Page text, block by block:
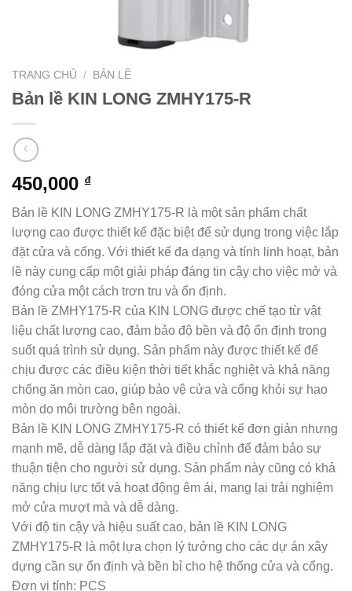
TRANG CHỦ / BẢN LỀ
Bản lề KIN LONG ZMHY175-R
450,000 ₫
Bản lề KIN LONG ZMHY175-R là một sản phẩm chất
lượng cao được thiết kế đặc biệt để sử dụng trong việc lắp
đặt cửa và cổng. Với thiết kế đa dạng và tính linh hoạt, bản
lề này cung cấp một giải pháp đáng tin cậy cho việc mở và
đóng cửa một cách trơn tru và ổn định.
Bản lề ZMHY175-R của KIN LONG được chế tạo từ vật
liệu chất lượng cao, đảm bảo độ bền và độ ổn định trong
suốt quá trình sử dụng. Sản phẩm này được thiết kế để
chịu được các điều kiện thời tiết khắc nghiệt và khả năng
chống ăn mòn cao, giúp bảo vệ cửa và cổng khỏi sự hao
mòn do môi trường bên ngoài.
Bản lề KIN LONG ZMHY175-R có thiết kế đơn giản nhưng
mạnh mẽ, dễ dàng lắp đặt và điều chỉnh để đảm bảo sự
thuận tiện cho người sử dụng. Sản phẩm này cũng có khả
năng chịu lực tốt và hoạt động êm ái, mang lại trải nghiệm
mở cửa mượt mà và dễ dàng.
Với độ tin cậy và hiệu suất cao, bản lề KIN LONG
ZMHY175-R là một lựa chọn lý tưởng cho các dự án xây
dựng cần sự ổn định và bền bỉ cho hệ thống cửa và cổng.
Đơn vị tính: PCS